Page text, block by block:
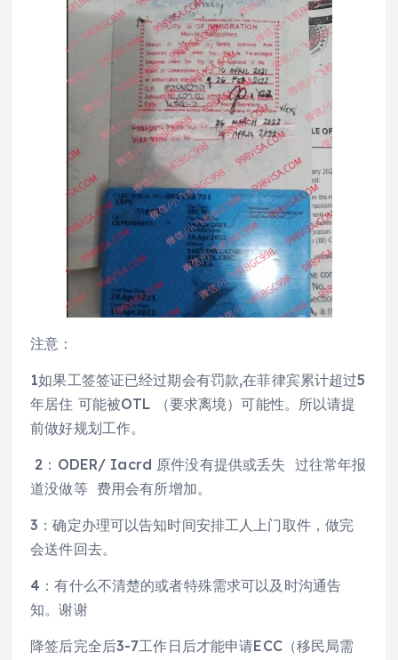
注意：
1如果工签签证已经过期会有罚款,在菲律宾累计超过5
年居住 可能被OTL （要求离境）可能性。所以请提
前做好规划工作。
2：ODER/ Iacrd 原件没有提供或丢失 过往常年报
道没做等 费用会有所增加。
3：确定办理可以告知时间安排工人上门取件，做完
会送件回去。
4：有什么不清楚的或者特殊需求可以及时沟通告
知。谢谢
降签后完全后3-7工作日后才能申请ECC（移民局需